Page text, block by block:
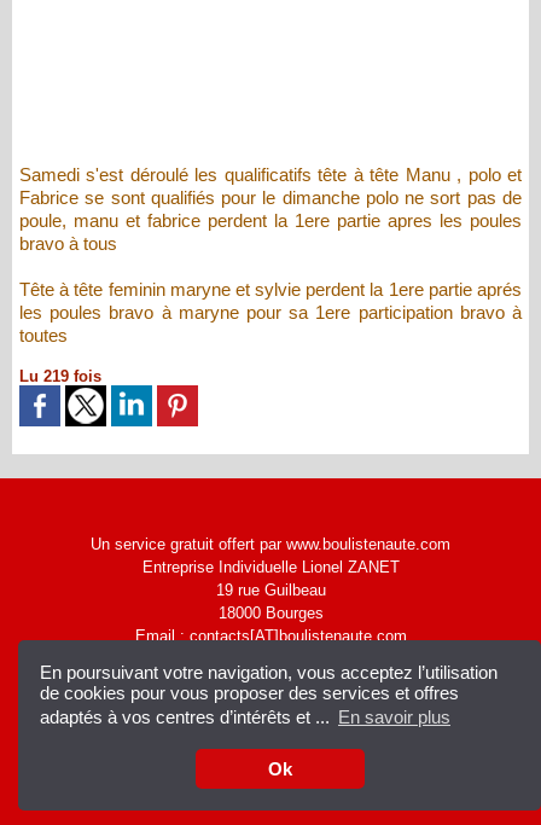
En poursuivant votre navigation, vous acceptez l’utilisation
de cookies pour vous proposer des services et offres
adaptés à vos centres d’intérêts et ... En savoir plus
Ok
Samedi s'est déroulé les qualificatifs tête à tête Manu , polo et
Fabrice se sont qualifiés pour le dimanche polo ne sort pas de
poule, manu et fabrice perdent la 1ere partie apres les poules
bravo à tous
Tête à tête feminin maryne et sylvie perdent la 1ere partie aprés
les poules bravo à maryne pour sa 1ere participation bravo à
toutes
Lu 219 fois
Un service gratuit offert par www.boulistenaute.com
Entreprise Individuelle Lionel ZANET
19 rue Guilbeau
18000 Bourges
Email : contacts[AT]boulistenaute.com